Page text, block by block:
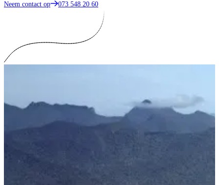
Neem contact op 073 548 20 60